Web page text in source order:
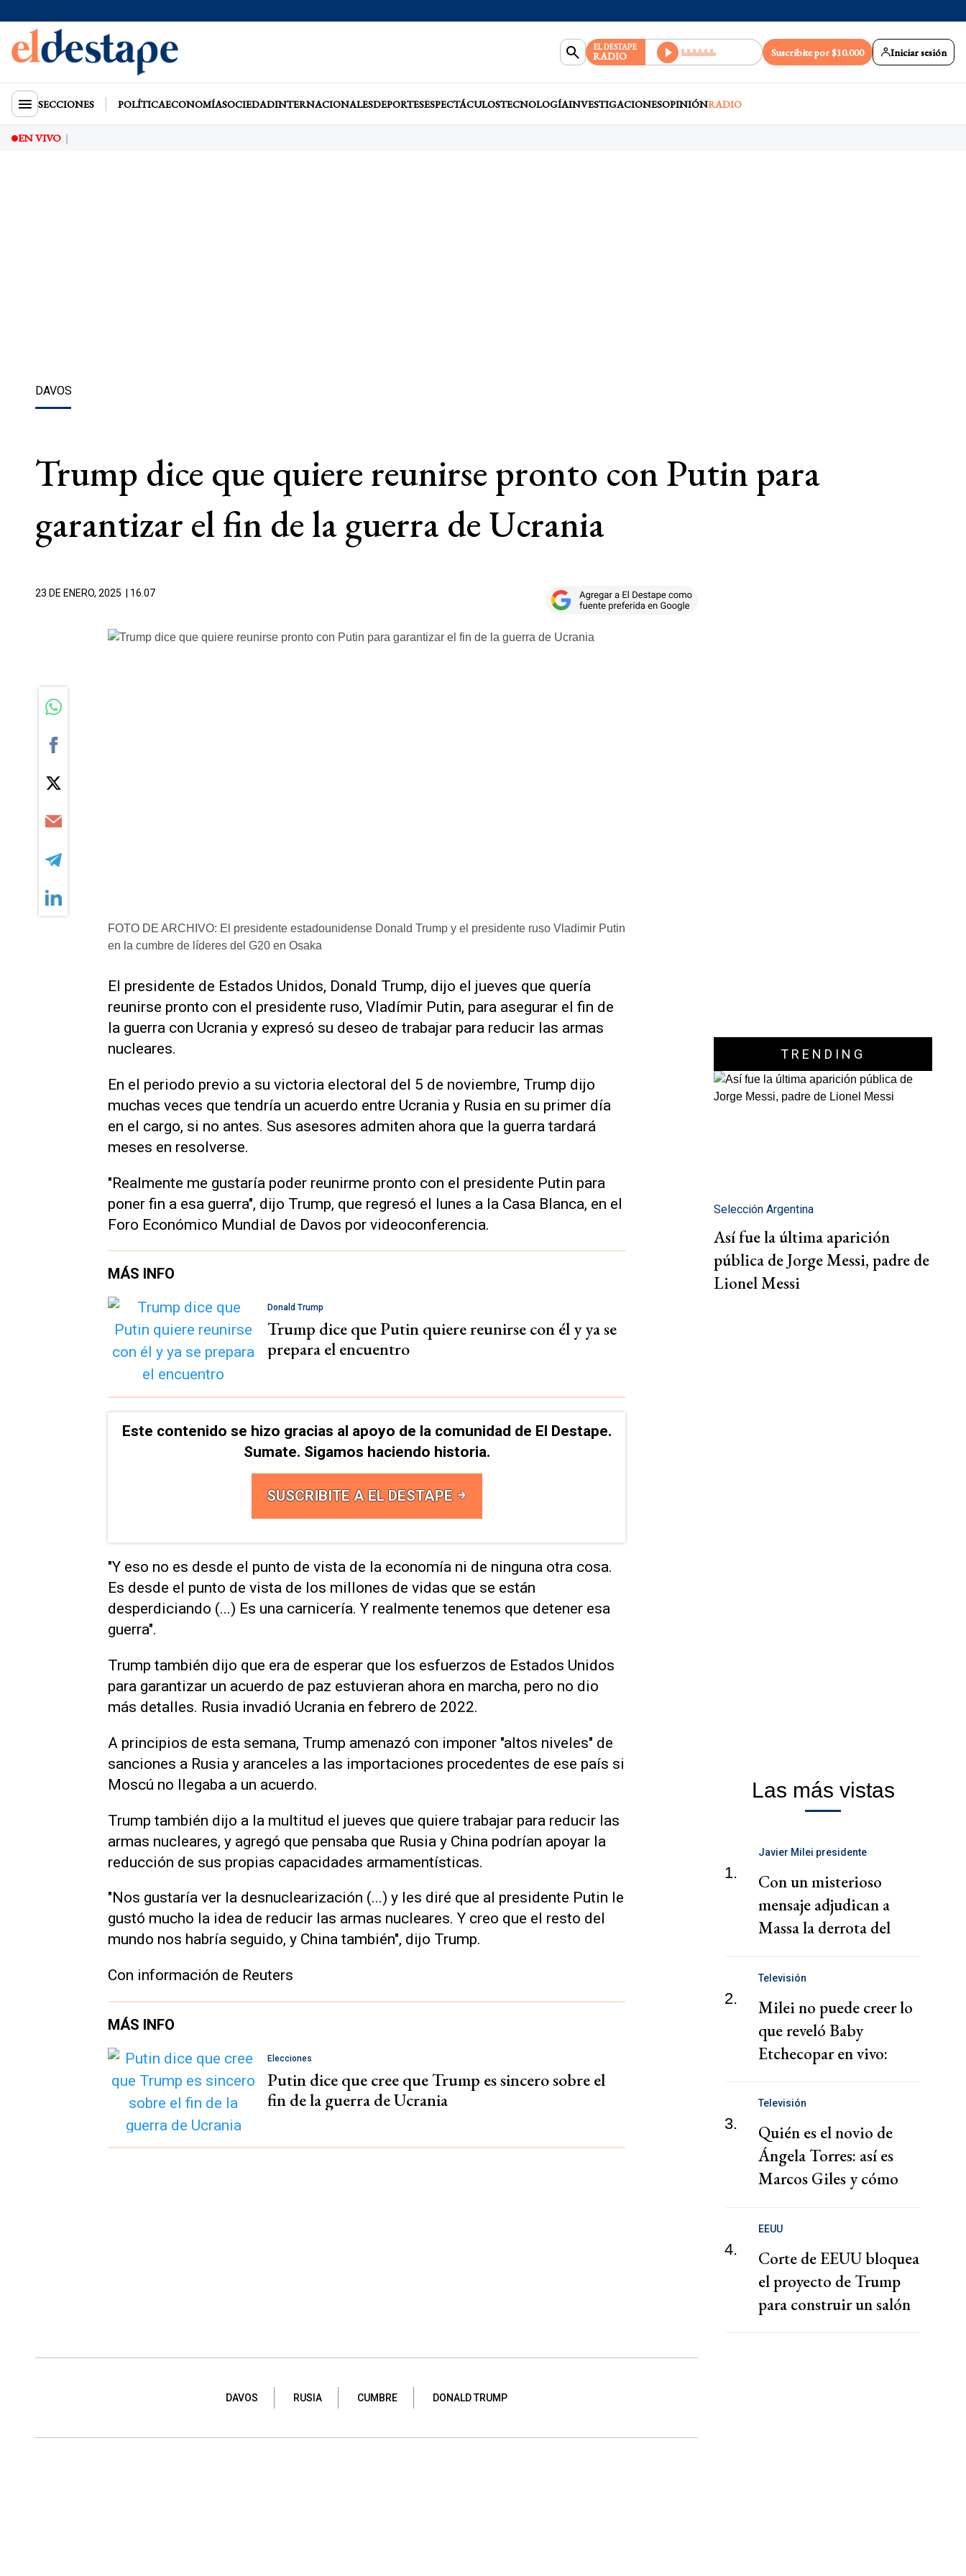
EL DESTAPE
RADIO Suscribite por $10.000 Iniciar sesión
SECCIONES POLÍTICAECONOMÍASOCIEDADINTERNACIONALESDEPORTESESPECTÁCULOSTECNOLOGÍAINVESTIGACIONESOPINIÓNRADIO
EN VIVO
DAVOS
Trump dice que quiere reunirse pronto con Putin para
garantizar el fin de la guerra de Ucrania
23 DE ENERO, 2025 | 16.07
FOTO DE ARCHIVO: El presidente estadounidense Donald Trump y el presidente ruso Vladimir Putin
en la cumbre de líderes del G20 en Osaka
El presidente de Estados Unidos, Donald Trump, dijo el jueves que quería
reunirse pronto con el presidente ruso, Vladímir Putin, para asegurar el fin de
la guerra con Ucrania y expresó su deseo de trabajar para reducir las armas
nucleares.
En el periodo previo a su victoria electoral del 5 de noviembre, Trump dijo
muchas veces que tendría un acuerdo entre Ucrania y Rusia en su primer día
en el cargo, si no antes. Sus asesores admiten ahora que la guerra tardará
meses en resolverse.
"Realmente me gustaría poder reunirme pronto con el presidente Putin para
poner fin a esa guerra", dijo Trump, que regresó el lunes a la Casa Blanca, en el
Foro Económico Mundial de Davos por videoconferencia.
MÁS INFO
Donald Trump
Trump dice que Putin quiere reunirse con él y ya se
prepara el encuentro
Este contenido se hizo gracias al apoyo de la comunidad de El Destape.
Sumate. Sigamos haciendo historia.
SUSCRIBITE A EL DESTAPE
"Y eso no es desde el punto de vista de la economía ni de ninguna otra cosa.
Es desde el punto de vista de los millones de vidas que se están
desperdiciando (...) Es una carnicería. Y realmente tenemos que detener esa
guerra".
Trump también dijo que era de esperar que los esfuerzos de Estados Unidos
para garantizar un acuerdo de paz estuvieran ahora en marcha, pero no dio
más detalles. Rusia invadió Ucrania en febrero de 2022.
A principios de esta semana, Trump amenazó con imponer "altos niveles" de
sanciones a Rusia y aranceles a las importaciones procedentes de ese país si
Moscú no llegaba a un acuerdo.
Trump también dijo a la multitud el jueves que quiere trabajar para reducir las
armas nucleares, y agregó que pensaba que Rusia y China podrían apoyar la
reducción de sus propias capacidades armamentísticas.
"Nos gustaría ver la desnuclearización (...) y les diré que al presidente Putin le
gustó mucho la idea de reducir las armas nucleares. Y creo que el resto del
mundo nos habría seguido, y China también", dijo Trump.
Con información de Reuters
MÁS INFO
Elecciones
Putin dice que cree que Trump es sincero sobre el
fin de la guerra de Ucrania
DAVOS RUSIA CUMBRE DONALD TRUMP
TRENDING
Selección Argentina
Así fue la última aparición
pública de Jorge Messi, padre de
Lionel Messi
Las más vistas
1.
Javier Milei presidente
Con un misterioso
mensaje adjudican a
Massa la derrota del
Congreso
2.
Televisión
Milei no puede creer lo
que reveló Baby
Etchecopar en vivo:
3.
Televisión
Quién es el novio de
Ángela Torres: así es
Marcos Giles y cómo
amor
4.
EEUU
Corte de EEUU bloquea
el proyecto de Trump
para construir un salón